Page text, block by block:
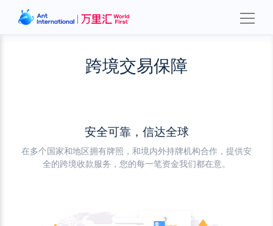
跨境交易保障
安全可靠，信达全球
在多个国家和地区拥有牌照，和境内外持牌机构合作，提供安
全的跨境收款服务，您的每一笔资金我们都在意。